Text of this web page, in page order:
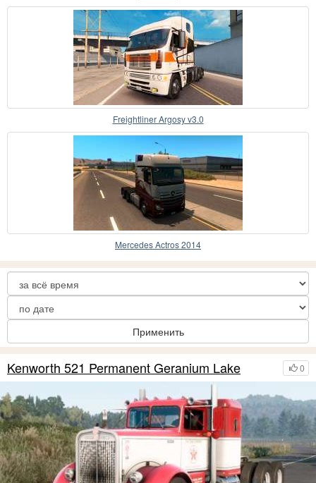
Freightliner Argosy v3.0
Mercedes Actros 2014
Применить
0
Kenworth 521 Permanent Geranium Lake